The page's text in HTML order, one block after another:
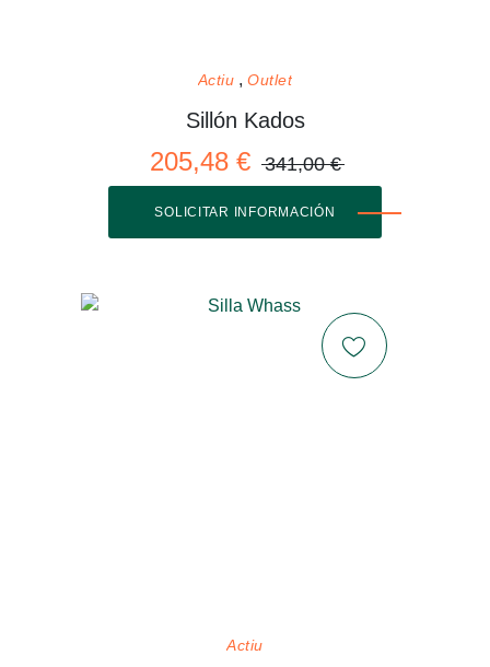
Actiu Outlet
Sillón Kados
205,48 € 341,00 €
SOLICITAR INFORMACIÓN
Actiu